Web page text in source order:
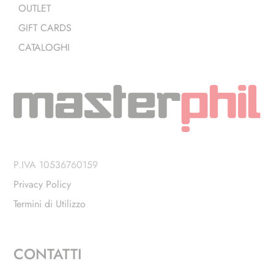
OUTLET
GIFT CARDS
CATALOGHI
P.IVA 10536760159
Privacy Policy
Termini di Utilizzo
CONTATTI